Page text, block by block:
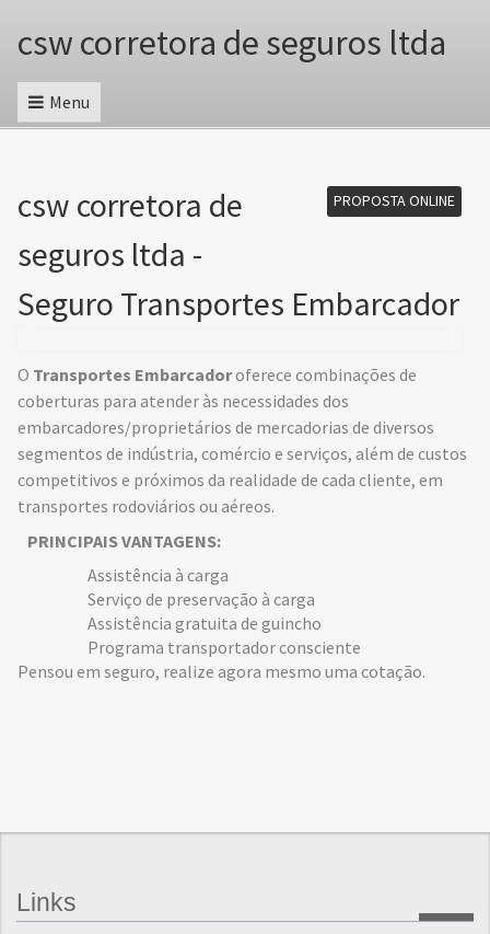
csw corretora de seguros ltda
Menu
PROPOSTA ONLINE
csw corretora de
seguros ltda -
Seguro Transportes Embarcador
O Transportes Embarcadoroferece combinações de
coberturas para atender às necessidades dos
embarcadores/proprietários de mercadorias de diversos
segmentos de indústria, comércio e serviços, além de custos
competitivos e próximos da realidade de cada cliente, em
transportes rodoviários ou aéreos.
PRINCIPAIS VANTAGENS:
Assistência à carga
Serviço de preservação à carga
Assistência gratuita de guincho
Programa transportador consciente
Pensou em seguro, realize agora mesmo uma cotação.
Links